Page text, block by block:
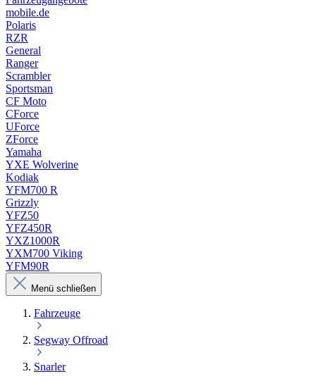
mobile.de
Polaris
RZR
General
Ranger
Scrambler
Sportsman
CF Moto
CForce
UForce
ZForce
Yamaha
YXE Wolverine
Kodiak
YFM700 R
Grizzly
YFZ50
YFZ450R
YXZ1000R
YXM700 Viking
YFM90R
Menü schließen
Fahrzeuge
Segway Offroad
Snarler